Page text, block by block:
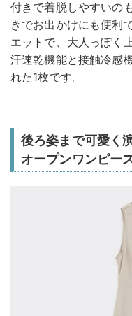
付きで着脱しやすいの
きでお出かけにも便利
エットで、大人っぽく
汗速乾機能と接触冷感
れた1枚です。
後ろ姿まで可愛く
オープンワンピー